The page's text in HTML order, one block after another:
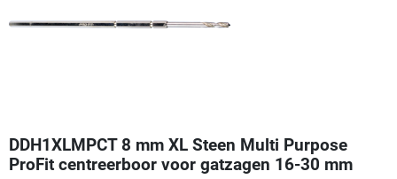
DDH1XLMPCT 8 mm XL Steen Multi Purpose
ProFit centreerboor voor gatzagen 16-30 mm